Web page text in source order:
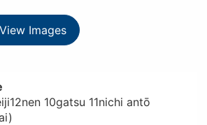
Images
10gatsu 11nichi antō